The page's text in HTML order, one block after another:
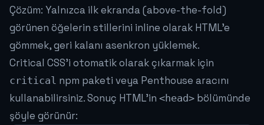
Çözüm: Yalnızca ilk ekranda (above-the-fold)
görünen öğelerin stillerini inline olarak HTML'e
gömmek, geri kalanı asenkron yüklemek.
Critical CSS'i otomatik olarak çıkarmak için
critical npm paketi veya Penthouse aracını
kullanabilirsiniz. Sonuç HTML'in <head> bölümünde
şöyle görünür: